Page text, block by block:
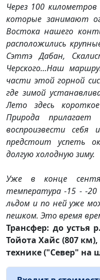
Через 100
которые занимают
Востока нашего
расположились
Сэттэ Дабан,
Черского…Наш
части этой горной
где зимой
Лето здесь
Природа
воспроизвести
предстоит успеть
долгую холодную зиму.
Уже в конце
температура -15 - -20
льдом и по ней уже
пешком. Это время
Трансфер: до устья
Тойота Хайс (807
технике ("Север" на